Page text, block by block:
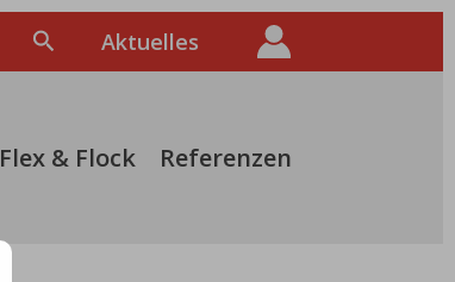
SuchenAktuelles
Flex & Flock Referenzen